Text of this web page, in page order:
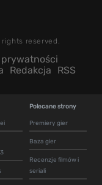
reserved.
Redakcja RSS
Polecane strony
Premiery gier
Baza gier
Recenzje filmów i
seriali